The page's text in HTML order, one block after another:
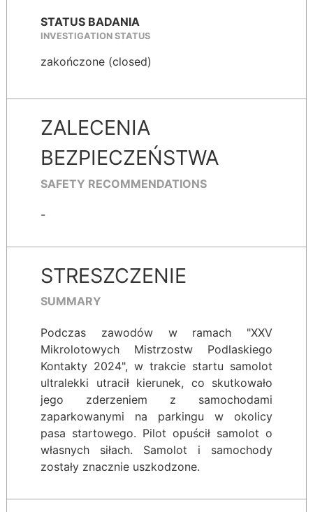
STATUS BADANIA
INVESTIGATION STATUS
zakończone (closed)
ZALECENIA
BEZPIECZEŃSTWA
SAFETY RECOMMENDATIONS
-
STRESZCZENIE
SUMMARY
Podczas zawodów w ramach "XXV
Mikrolotowych Mistrzostw Podlaskiego
Kontakty 2024", w trakcie startu samolot
ultralekki utracił kierunek, co skutkowało
jego zderzeniem z samochodami
zaparkowanymi na parkingu w okolicy
pasa startowego. Pilot opuścił samolot o
własnych siłach. Samolot i samochody
zostały znacznie uszkodzone.